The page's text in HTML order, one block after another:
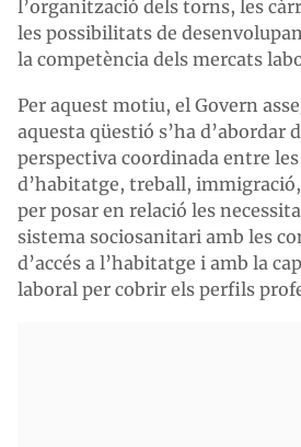
l’organització dels torns, les
les possibilitats de
la competència dels mercats
Per aquest motiu, el Govern
aquesta qüestió s’ha d’abordar
perspectiva coordinada entre
d’habitatge, treball,
per posar en relació les
sistema sociosanitari amb les
d’accés a l’habitatge i amb la
laboral per cobrir els perfils